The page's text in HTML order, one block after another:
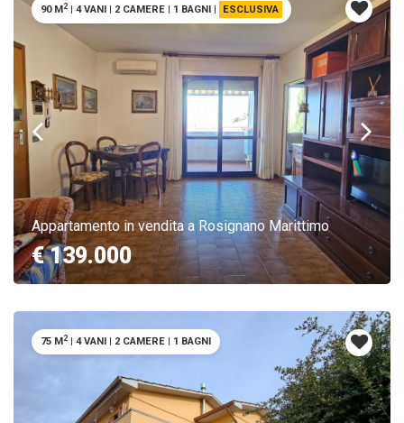
Appartamento in vendita a Rosignano Marittimo
€ 139.000
90 M2 | 4 VANI | 2 CAMERE | 1 BAGNI | ESCLUSIVA
75 M2 | 4 VANI | 2 CAMERE | 1 BAGNI